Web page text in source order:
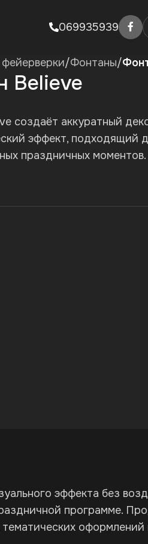
069935939
/Фонтаны/
Believe
создаёт аккуратный
эффект, подходящий
праздничных моментов.
эффекта без
программе.